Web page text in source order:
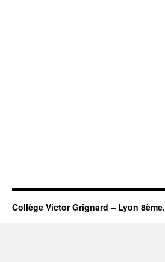
Collège Victor Grignard – Lyon 8ème.